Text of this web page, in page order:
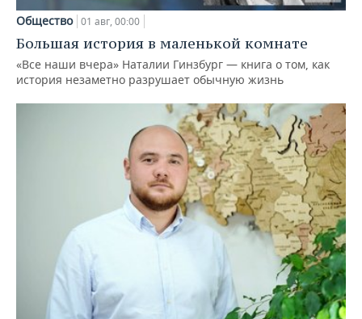
Общество 01 авг, 00:00
Большая история в маленькой комнате
«Все наши вчера» Наталии Гинзбург — книга о том, как
история незаметно разрушает обычную жизнь